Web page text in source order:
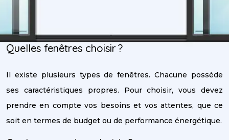
Quelles fenêtres choisir ?
Il existe plusieurs types de fenêtres. Chacune possède
ses caractéristiques propres. Pour choisir, vous devez
prendre en compte vos besoins et vos attentes, que ce
soit en termes de budget ou de performance énergétique.